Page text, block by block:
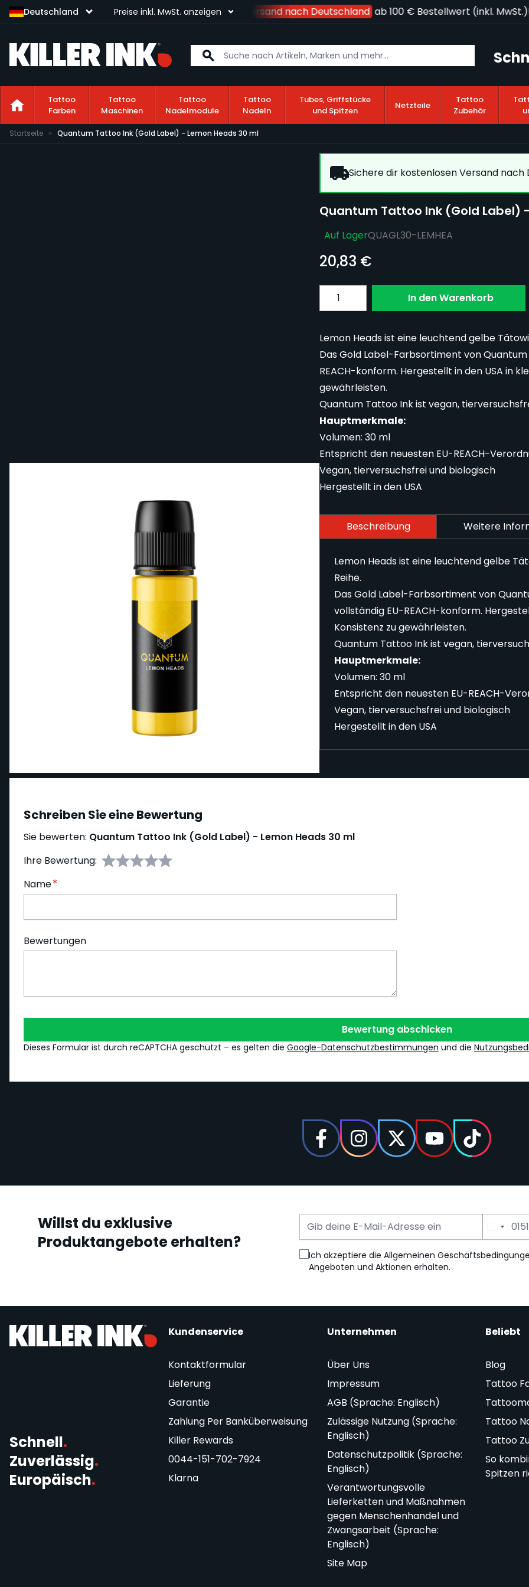
Deutschland Preise inkl. MwSt. anzeigen
Sichere dir kostenlosen Versand nach Deutschlandab 100 € Bestellwert (inkl. MwSt.)!
Tattoo
Farben
Tattoo
Maschinen
Tattoo
Nadelmodule
Tattoo
Nadeln
Tubes, Griffstücke
und Spitzen
Netzteile
Tattoo
Zubehör
Zum Inhalt springen
Startseite Quantum Tattoo Ink (Gold Label) - Lemon Heads 30 ml
Sichere dir kostenlosen Versand
Quantum Tattoo Ink (Gold Label)
Auf LagerQUAGL30-LEMHEA
20,83 €
Menge In den Warenkorb
Lemon Heads ist eine leuchtend gelbe
Das Gold Label-Farbsortiment von
REACH-konform. Hergestellt in den USA in
gewährleisten.
Quantum Tattoo Ink ist vegan,
Hauptmerkmale:
Volumen: 30 ml
Entspricht den neuesten EU-REACH-
Vegan, tierversuchsfrei und biologisch
Hergestellt in den USA
Beschreibung Weitere
Lemon Heads ist eine leuchtend gelbe
Reihe.
Das Gold Label-Farbsortiment von
vollständig EU-REACH-konform.
Konsistenz zu gewährleisten.
Quantum Tattoo Ink ist vegan,
Hauptmerkmale:
Volumen: 30 ml
Entspricht den neuesten EU-REACH-
Vegan, tierversuchsfrei und biologisch
Hergestellt in den USA
Schreiben Sie eine Bewertung
Sie bewerten: Quantum Tattoo Ink (Gold Label) - Lemon Heads 30 ml
Ihre Bewertung:
Name
Bewertungen
Bewertung abschicken
Dieses Formular ist durch reCAPTCHA geschützt – es gelten die Google-Datenschutzbestimmungen und die
Willst du exklusive
Produktangebote erhalten?
E-Mail Adresse
Telefonnummer
Ich akzeptiere die Allgemeinen
Angeboten und Aktionen erhalten.
Schnell.
Zuverlässig.
Europäisch.
Kundenservice
Kontaktformular
Lieferung
Garantie
Zahlung Per Banküberweisung
Killer Rewards
0044-151-702-7924
Klarna
Unternehmen
Über Uns
Impressum
AGB (Sprache: Englisch)
Zulässige Nutzung (Sprache:
Englisch)
Datenschutzpolitik (Sprache:
Englisch)
Verantwortungsvolle
Lieferketten und Maßnahmen
gegen Menschenhandel und
Zwangsarbeit (Sprache:
Englisch)
Site Map
Beliebt
Blog
Tattoo
Tattoo
Tattoo
So
Spitzen